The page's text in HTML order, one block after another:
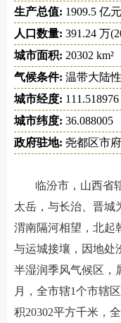
生产总值: 1909.5 亿
人口数量: 391.24 万
城市面积: 20302 km²
气候条件: 温带大陆
城市经度: 111.518976
城市纬度: 36.088005
政府驻地: 尧都区市
临汾市，山西省
太岳，与长治、晋城
渭南隔河相望，北起
与运城接壤，因地处
半湿润季风气候区，
月，全市辖1个市辖
积20302平方千米，